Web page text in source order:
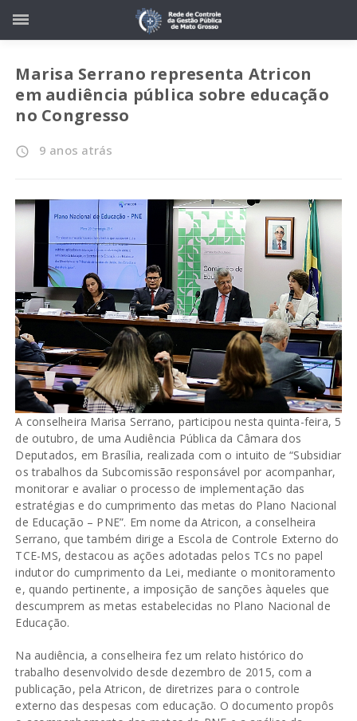
Marisa Serrano representa Atricon
em audiência pública sobre educação
no Congresso
access_time 9 anos atrás
A conselheira Marisa Serrano, participou nesta quinta-feira, 5
de outubro, de uma Audiência Pública da Câmara dos
Deputados, em Brasília, realizada com o intuito de “Subsidiar
os trabalhos da Subcomissão responsável por acompanhar,
monitorar e avaliar o processo de implementação das
estratégias e do cumprimento das metas do Plano Nacional
de Educação – PNE”. Em nome da Atricon, a conselheira
Serrano, que também dirige a Escola de Controle Externo do
TCE-MS, destacou as ações adotadas pelos TCs no papel
indutor do cumprimento da Lei, mediante o monitoramento
e, quando pertinente, a imposição de sanções àqueles que
descumprem as metas estabelecidas no Plano Nacional de
Educação.
Na audiência, a conselheira fez um relato histórico do
trabalho desenvolvido desde dezembro de 2015, com a
publicação, pela Atricon, de diretrizes para o controle
externo das despesas com educação. O documento propôs